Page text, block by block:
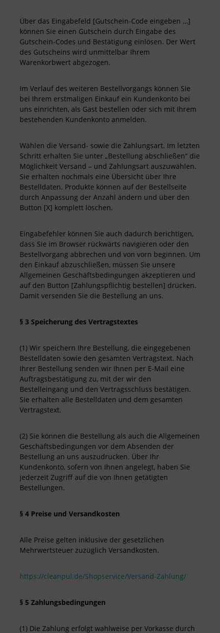
Über das Eingabefeld [Gutschein-Code eingeben …]
können Sie einen Gutschein durch Eingabe des
Gutschein-Codes und Bestätigung einlösen. Der Wert
des Gutscheins wird unmittelbar Ihrem
Warenkorbwert abgezogen.
Im Verlauf des weiteren Bestellvorgangs können Sie
bei Ihrem erstmaligen Einkauf ein Kundenkonto bei
uns einrichten, als Gast bestellen oder sich mit Ihrem
bestehenden Kundenkonto anmelden.
Wählen die Versand- sowie die Zahlungsart. Im letzten
Schritt erhalten Sie unter „Bestellung abschließen“ die
Möglichkeit Versand – und Zahlungsart auszuwählen.
Sie erhalten nochmals eine Übersicht über Ihre
Bestelldaten. Produkte können auf der Bestellseite
durch Anpassung der Anzahl ändern und über den
Button [X] komplett löschen.
Eingabefehler können Sie auch dadurch berichtigen,
dass Sie im Browser rückwärts navigieren oder den
Bestellvorgang abbrechen und von vorn beginnen. Um
den Einkauf abzuschließen, müssen Sie unsere
Allgemeinen Geschäftsbedingungen akzeptieren und
auf den Button [Zahlungspflichtig bestellen] drücken.
Damit versenden Sie die Bestellung an uns.
§ 3 Speicherung des Vertragstextes
(1) Wir speichern Ihre Bestellung, die eingegebenen
Bestelldaten sowie den gesamten Vertragstext. Nach
Ihrer Bestellung senden wir Ihnen per E-Mail eine
Auftragsbestätigung zu, mit der wir den
Bestelleingang und den Vertragsschluss bestätigen.
Sie erhalten alle Bestelldaten und dem gesamten
Vertragstext.
(2) Sie können die Bestellung als auch die Allgemeinen
Geschäftsbedingungen vor dem Absenden der
Bestellung an uns auszudrucken. Über Ihr
Kundenkonto, sofern von Ihnen angelegt, haben Sie
jederzeit Zugriff auf die von Ihnen getätigten
Bestellungen.
§ 4 Preise und Versandkosten
Alle Preise gelten inklusive der gesetzlichen
Mehrwertsteuer zuzüglich Versandkosten.
https://cleanpul.de/Shopservice/Versand-Zahlung/
§ 5 Zahlungsbedingungen
(1) Die Zahlung erfolgt wahlweise per Vorkasse durch